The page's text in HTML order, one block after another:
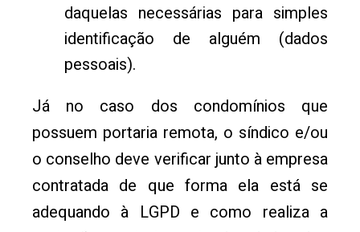
daquelas necessárias para simples
identificação de alguém (dados
pessoais).
Já no caso dos condomínios que
possuem portaria remota, o síndico e/ou
o conselho deve verificar junto à empresa
contratada de que forma ela está se
adequando à LGPD e como realiza a